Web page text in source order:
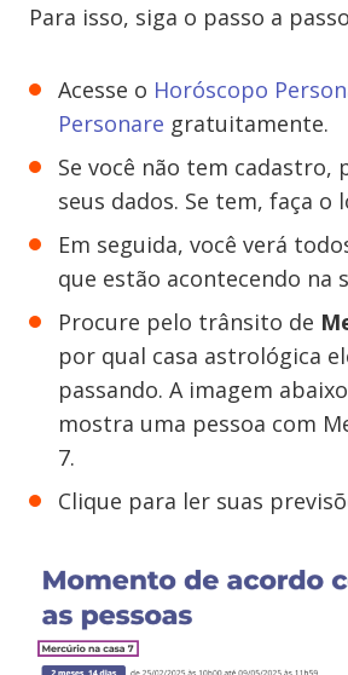
Para isso, siga o passo a
Acesse o Horóscopo
Personare gratuitamente.
Se você não tem cadastro,
seus dados. Se tem, faça o
Em seguida, você verá
que estão acontecendo na
Procure pelo trânsito de
por qual casa astrológica
passando. A imagem
mostra uma pessoa com
7.
Clique para ler suas